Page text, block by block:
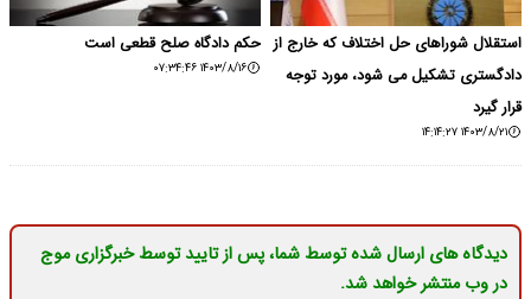
استقلال شوراهای حل اختلاف که خارج از
دادگستری تشکیل می شود، مورد توجه
قرار گیرد
۱۴۰۳/۸/۲۱ ۱۴:۱۴:۲۷
حکم دادگاه صلح قطعی است
۱۴۰۳/۸/۱۶ ۰۷:۳۴:۴۶
دیدگاه های ارسال شده توسط شما، پس از تایید توسط خبرگزاری موج
در وب منتشر خواهد شد.